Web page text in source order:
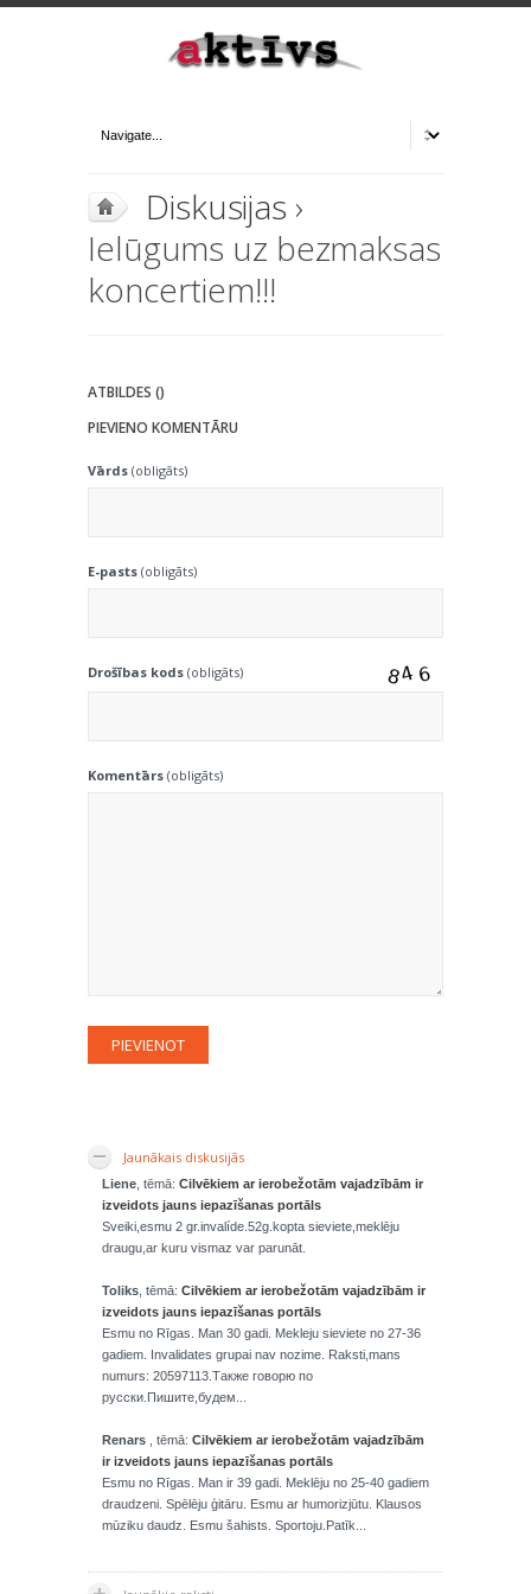
Diskusijas ›
Ielūgums uz bezmaksas
koncertiem!!!
ATBILDES ()
PIEVIENO KOMENTĀRU
Vārds (obligāts)
E-pasts (obligāts)
Drošības kods (obligāts)
Komentārs (obligāts)
Jaunākais diskusijās
Liene , tēmā: Cilvēkiem ar ierobežotām vajadzībām ir
izveidots jauns iepazīšanas portāls
Sveiki,esmu 2 gr.invalíde.52g.kopta sieviete,meklēju
draugu,ar kuru vismaz var parunāt.
Toliks , tēmā: Cilvēkiem ar ierobežotām vajadzībām ir
izveidots jauns iepazīšanas portāls
Esmu no Rīgas. Man 30 gadi. Mekleju sieviete no 27-36
gadiem. Invalidates grupai nav nozime. Raksti,mans
numurs: 20597113.Также говорю по
русски.Пишите,будем...
Renars , tēmā: Cilvēkiem ar ierobežotām vajadzībām
ir izveidots jauns iepazīšanas portāls
Esmu no Rīgas. Man ir 39 gadi. Meklēju no 25-40 gadiem
draudzeni. Spēlēju ģitāru. Esmu ar humorizjūtu. Klausos
mūziku daudz. Esmu šahists. Sportoju.Patīk...